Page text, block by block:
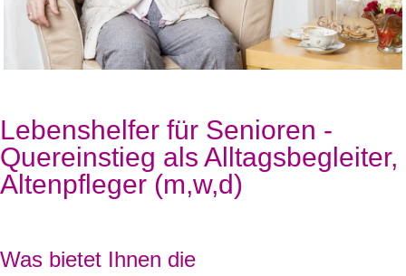
Lebenshelfer für Senioren -
Quereinstieg als Alltagsbegleiter,
Altenpfleger (m,w,d)
Was bietet Ihnen die